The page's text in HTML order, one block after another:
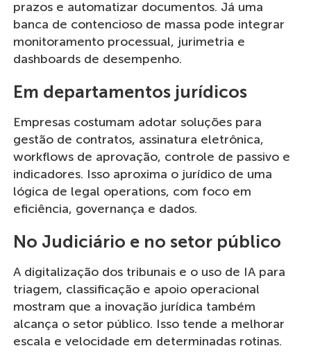
prazos e automatizar documentos. Já uma
banca de contencioso de massa pode integrar
monitoramento processual, jurimetria e
dashboards de desempenho.
Em departamentos jurídicos
Empresas costumam adotar soluções para
gestão de contratos, assinatura eletrônica,
workflows de aprovação, controle de passivo e
indicadores. Isso aproxima o jurídico de uma
lógica de legal operations, com foco em
eficiência, governança e dados.
No Judiciário e no setor público
A digitalização dos tribunais e o uso de IA para
triagem, classificação e apoio operacional
mostram que a inovação jurídica também
alcança o setor público. Isso tende a melhorar
escala e velocidade em determinadas rotinas.